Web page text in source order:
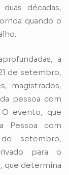
décadas,
quando o
a
de setembro,
magistrados,
pessoa com
evento, que
Pessoa com
setembro,
para o
que determina